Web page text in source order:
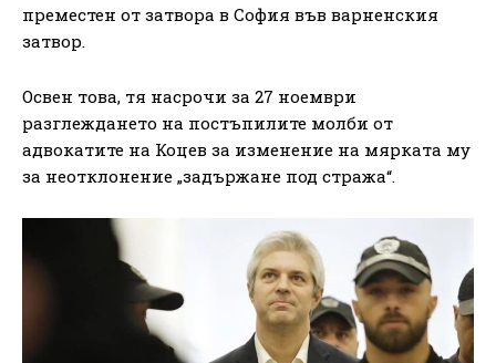
преместен от затвора в София във варненския
затвор.
Освен това, тя насрочи за 27 ноември
разглеждането на постъпилите молби от
адвокатите на Коцев за изменение на мярката му
за неотклонение „задържане под стража“.